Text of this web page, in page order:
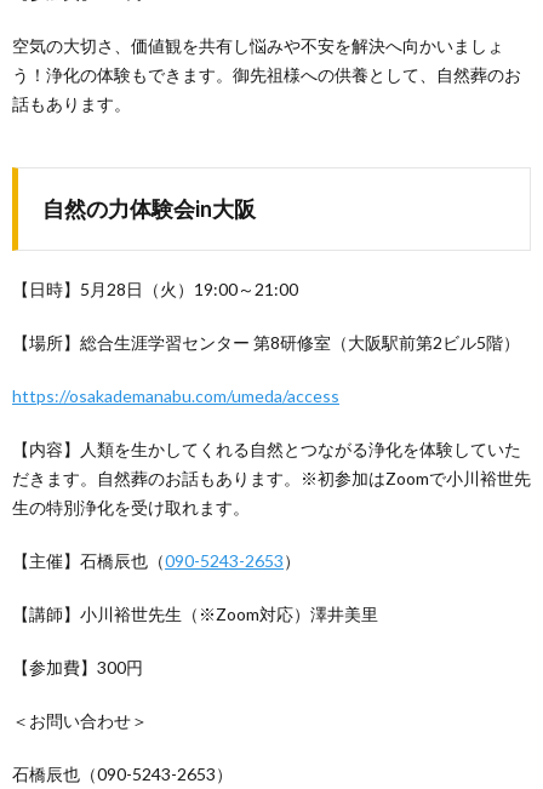
空気の大切さ、価値観を共有し悩みや不安を解決へ向かいましょ
う！浄化の体験もできます。御先祖様への供養として、自然葬のお
話もあります。
自然の力体験会in大阪
【日時】5月28日（火）19:00～21:00
【場所】総合生涯学習センター 第8研修室（大阪駅前第2ビル5階）
https://osakademanabu.com/umeda/access
【内容】人類を生かしてくれる自然とつながる浄化を体験していた
だきます。自然葬のお話もあります。※初参加はZoomで小川裕世先
生の特別浄化を受け取れます。
【主催】石橋辰也（090-5243-2653）
【講師】小川裕世先生（※Zoom対応）澤井美里
【参加費】300円
＜お問い合わせ＞
石橋辰也（090-5243-2653）